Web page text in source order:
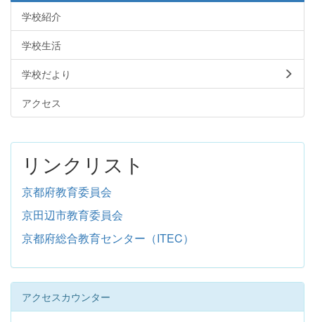
学校紹介
学校生活
学校だより
アクセス
リンクリスト
京都府教育委員会
京田辺市教育委員会
京都府総合教育センター（ITEC）
アクセスカウンター